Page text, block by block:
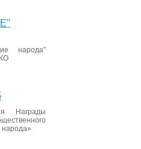
народа"
Награды